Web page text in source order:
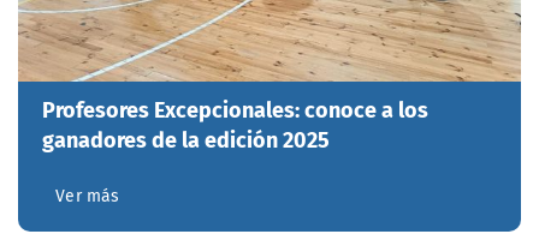
Profesores Excepcionales: conoce a los
ganadores de la edición 2025
Ver más